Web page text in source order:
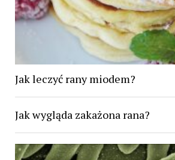
Jak leczyć rany miodem?
Jak wygląda zakażona rana?